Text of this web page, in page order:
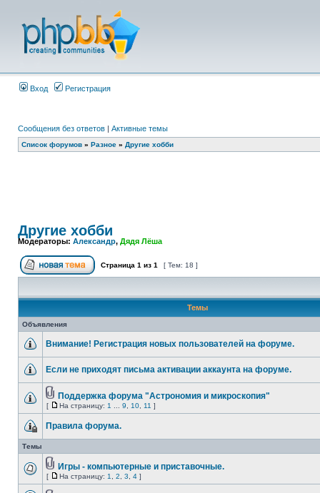
Вход Регистрация
Сообщения без ответов | Активные темы
Список форумов » Разное » Другие хобби
Другие хобби
Модераторы: Александр, Дядя Лёша
Страница 1 из 1 [ Тем: 18 ]
Темы
Объявления
Внимание! Регистрация новых пользователей на форуме.
Если не приходят письма активации аккаунта на форуме.
Поддержка форума "Астрономия и микроскопия"
[ На страницу: 1 9 10 11 ]
Правила форума.
Темы
Игры - компьютерные и приставочные.
[ На страницу: 1 2 3 4 ]